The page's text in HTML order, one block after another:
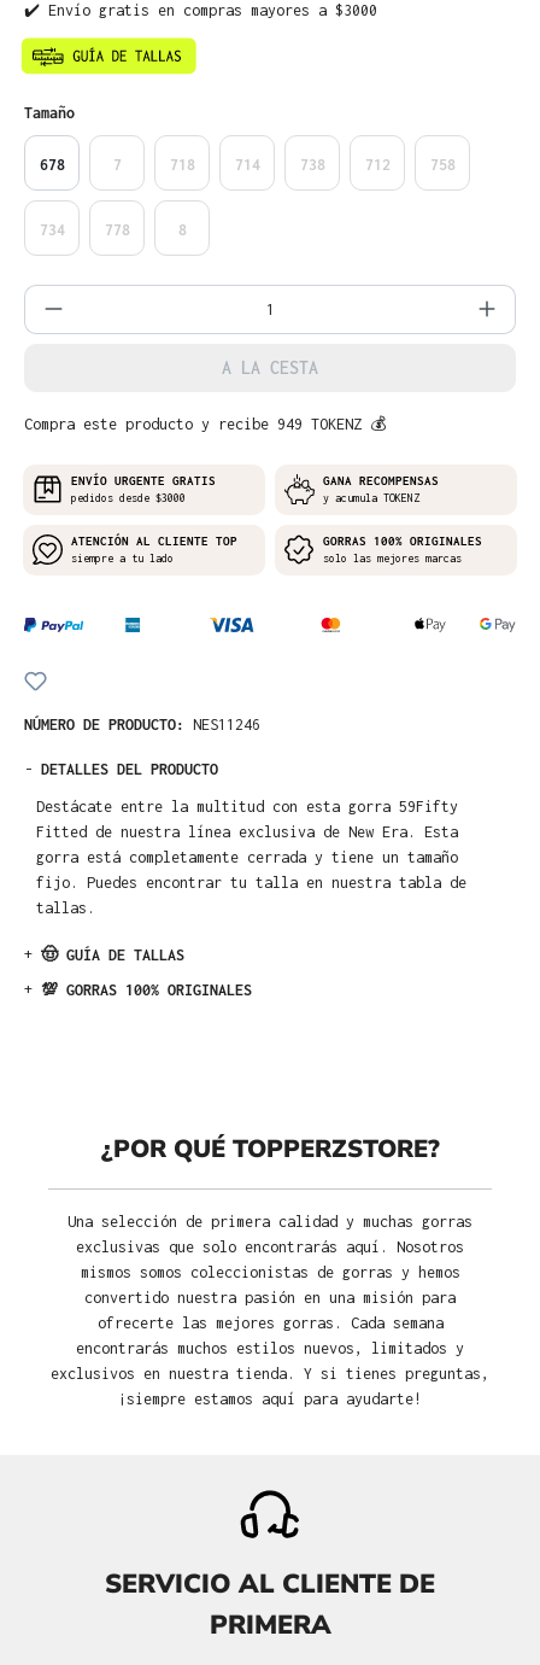
✔️ Envío gratis en compras mayores a $3000
Seleccione
Tamaño
678 7 718 714 738 712 758
734 778 8
Cantidad del producto: introduce la
A LA CESTA
Compra este producto y recibe 949 TOKENZ 💰
ENVÍO URGENTE GRATIS
pedidos desde $3000
GANA RECOMPENSAS
y acumula TOKENZ
ATENCIÓN AL CLIENTE TOP
siempre a tu lado
GORRAS 100% ORIGINALES
solo las mejores marcas
NÚMERO DE PRODUCTO: NES11246
- DETALLES DEL PRODUCTO
Destácate entre la multitud con esta gorra 59Fifty
Fitted de nuestra línea exclusiva de New Era. Esta
gorra está completamente cerrada y tiene un tamaño
fijo. Puedes encontrar tu talla en nuestra tabla de
tallas.
+ 🤠 GUÍA DE TALLAS
+ 💯 GORRAS 100% ORIGINALES
¿POR QUÉ TOPPERZSTORE?
Una selección de primera calidad y muchas gorras
exclusivas que solo encontrarás aquí. Nosotros
mismos somos coleccionistas de gorras y hemos
convertido nuestra pasión en una misión para
ofrecerte las mejores gorras. Cada semana
encontrarás muchos estilos nuevos, limitados y
exclusivos en nuestra tienda. Y si tienes preguntas,
¡siempre estamos aquí para ayudarte!
SERVICIO AL CLIENTE DE
PRIMERA